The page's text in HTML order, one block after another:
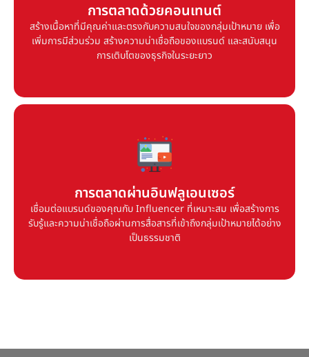
การตลาดด้วยคอนเทนต์
สร้างเนื้อหาที่มีคุณค่าและตรงกับความสนใจของกลุ่มเป้าหมาย เพื่อ
เพิ่มการมีส่วนร่วม สร้างความน่าเชื่อถือของแบรนด์ และสนับสนุน
การเติบโตของธุรกิจในระยะยาว
เพิ่มการมีส่วนร่วม สร้างความน่าเชื่อถือของแบรนด์ และสนับสนุน
การเติบโตของธุรกิจในระยะยาว
การตลาดผ่านอินฟลูเอนเซอร์
เชื่อมต่อแบรนด์ของคุณกับ Influencer ที่เหมาะสม เพื่อสร้างการ
รับรู้และความน่าเชื่อถือผ่านการสื่อสารที่เข้าถึงกลุ่มเป้าหมายได้อย่าง
เป็นธรรมชาติ
การตลาดผ่านอินฟลูเอนเซอร์
รับรู้และความน่าเชื่อถือผ่านการสื่อสารที่เข้าถึงกลุ่มเป้าหมายได้อย่าง
เป็นธรรมชาติ